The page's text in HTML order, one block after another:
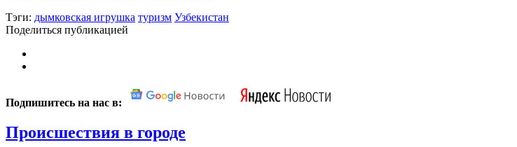
Тэги: дымковская игрушка туризм Узбекистан
Поделиться публикацией
Подпишитесь на нас в:
Происшествия в городе